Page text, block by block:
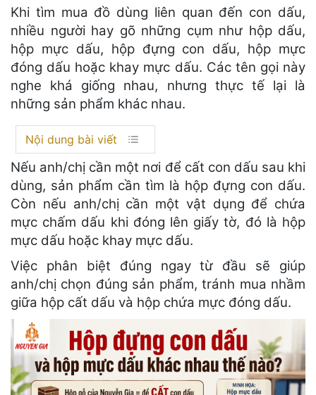
Khi tìm mua đồ dùng liên quan đến con dấu,
nhiều người hay gõ những cụm như hộp dấu,
hộp mực dấu, hộp đựng con dấu, hộp mực
đóng dấu hoặc khay mực dấu. Các tên gọi này
nghe khá giống nhau, nhưng thực tế lại là
những sản phẩm khác nhau.
Nội dung bài viết
Nếu anh/chị cần một nơi để cất con dấu sau khi
dùng, sản phẩm cần tìm là hộp đựng con dấu.
Còn nếu anh/chị cần một vật dụng để chứa
mực chấm dấu khi đóng lên giấy tờ, đó là hộp
mực dấu hoặc khay mực dấu.
Việc phân biệt đúng ngay từ đầu sẽ giúp
anh/chị chọn đúng sản phẩm, tránh mua nhầm
giữa hộp cất dấu và hộp chứa mực đóng dấu.